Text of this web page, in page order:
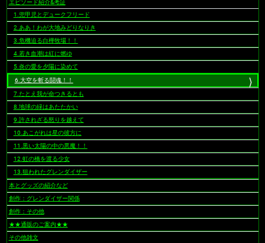
ビ
ゲ
シ
ョ
ン
エピソード紹介&考証
1.兜甲児とデュークフリード
2.ああ！わが大地みどりなりき
3.危機迫る白樺牧場！！
4.若き血潮は紅に燃ゆ
5.炎の愛を夕陽に染めて
6.大空を斬る闘魂！！
7.たとえ我が命つきるとも
8.地球の緑はあたたかい
9.許されざる怒りを越えて
10.あこがれは星の彼方に
11.黒い太陽の中の悪魔！！
12.虹の橋を渡る少女
13.狙われたグレンダイザー
本とグッズの紹介など
創作：グレンダイザー関係
創作：その他
★★通販のご案内★★
その他雑文